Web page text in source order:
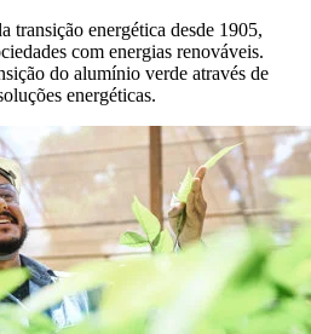
transição energética desde 1905,
com energias renováveis.
do alumínio verde através de
energéticas.